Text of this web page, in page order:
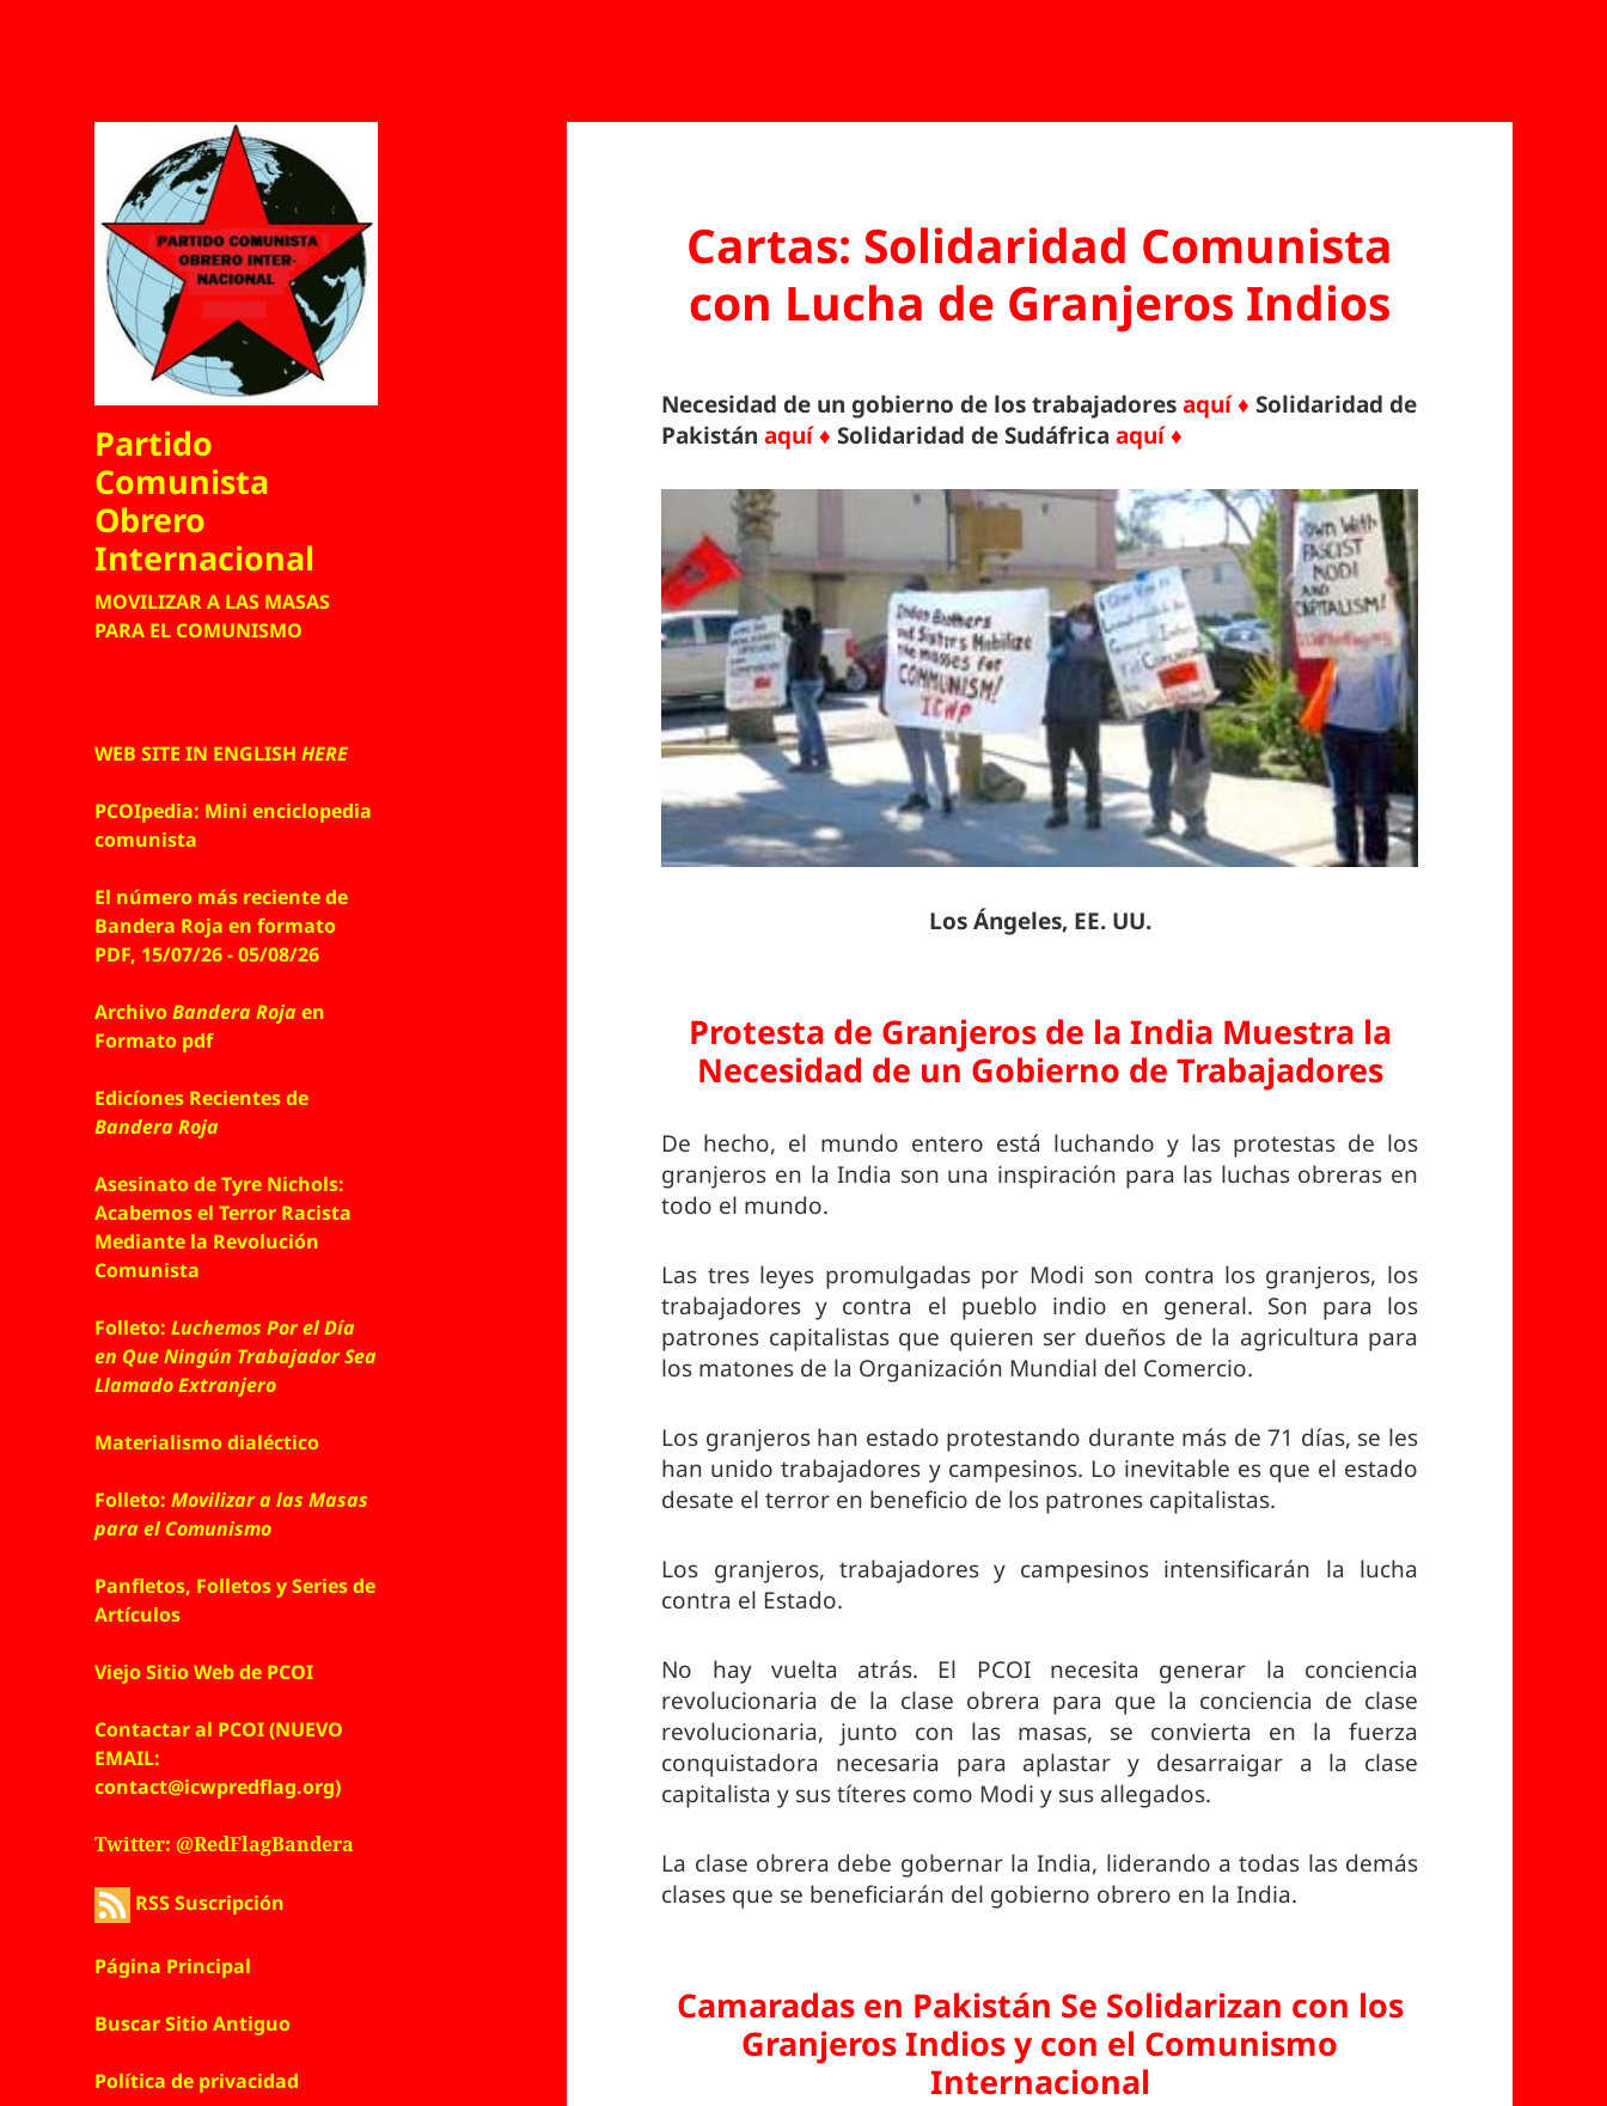
Partido
Comunista
Obrero
Internacional
MOVILIZAR A LAS MASAS
PARA EL COMUNISMO
WEB SITE IN ENGLISHHERE
PCOIpedia: Mini enciclopedia
comunista
El número más reciente de
Bandera Roja en formato
PDF, 15/07/26 - 05/08/26
ArchivoBandera Rojaen
Formato pdf
Edicíones Recientes de
Bandera Roja
Asesinato de Tyre Nichols:
Acabemos el Terror Racista
Mediante la Revolución
Comunista
Folleto:Luchemos Por el Día
en Que Ningún Trabajador Sea
Llamado Extranjero
Materialismo dialéctico
Folleto:Movilizar a las Masas
para el Comunismo
Panfletos, Folletos y Series de
Artículos
Viejo Sitio Web de PCOI
Contactar al PCOI (NUEVO
EMAIL:
contact@icwpredflag.org)
Twitter: @RedFlagBandera
RSS Suscripción
Página Principal
Buscar Sitio Antiguo
Política de privacidad
Cartas: Solidaridad Comunista
con Lucha de Granjeros Indios
Necesidad de un gobierno de los trabajadoresaquí ♦ Solidaridad de
Pakistánaquí ♦ Solidaridad de Sudáfricaaquí ♦
Los Ángeles, EE. UU.
Protesta de Granjeros de la India Muestra la
Necesidad de un Gobierno de Trabajadores
De hecho, el mundo entero está luchando y las protestas de los
granjeros en la India son una inspiración para las luchas obreras en
todo el mundo.
Las tres leyes promulgadas por Modi son contra los granjeros, los
trabajadores y contra el pueblo indio en general. Son para los
patrones capitalistas que quieren ser dueños de la agricultura para
los matones de la Organización Mundial del Comercio.
Los granjeros han estado protestando durante más de 71 días, se les
han unido trabajadores y campesinos. Lo inevitable es que el estado
desate el terror en beneficio de los patrones capitalistas.
Los granjeros, trabajadores y campesinos intensificarán la lucha
contra el Estado.
No hay vuelta atrás. El PCOI necesita generar la conciencia
revolucionaria de la clase obrera para que la conciencia de clase
revolucionaria, junto con las masas, se convierta en la fuerza
conquistadora necesaria para aplastar y desarraigar a la clase
capitalista y sus títeres como Modi y sus allegados.
La clase obrera debe gobernar la India, liderando a todas las demás
clases que se beneficiarán del gobierno obrero en la India.
Camaradas en Pakistán Se Solidarizan con los
Granjeros Indios y con el Comunismo
Internacional